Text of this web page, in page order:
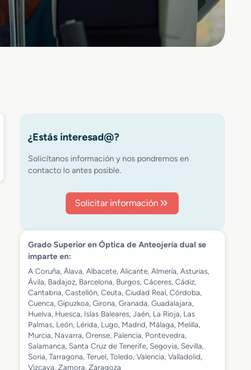
¿Estás interesad@?
Solicítanos información y nos pondremos en
contacto lo antes posible.
Solicitar información
Grado Superior en Óptica de Anteojería dual se
imparte en:
A Coruña, Álava, Albacete, Alicante, Almería, Asturias,
Ávila, Badajoz, Barcelona, Burgos, Cáceres, Cádiz,
Cantabria, Castellón, Ceuta, Ciudad Real, Córdoba,
Cuenca, Gipuzkoa, Girona, Granada, Guadalajara,
Huelva, Huesca, Islas Baleares, Jaén, La Rioja, Las
Palmas, León, Lérida, Lugo, Madrid, Málaga, Melilla,
Murcia, Navarra, Orense, Palencia, Pontevedra,
Salamanca, Santa Cruz de Tenerife, Segovia, Sevilla,
Soria, Tarragona, Teruel, Toledo, Valencia, Valladolid,
Vizcaya, Zamora, Zaragoza